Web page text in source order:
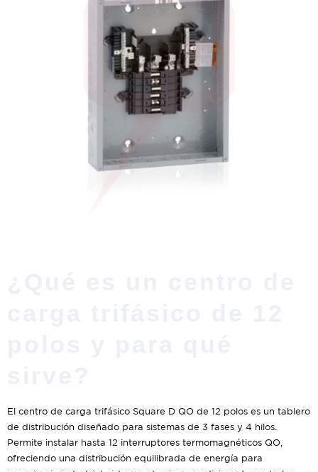
El centro de carga trifásico Square D QO de 12 polos es un tablero
de distribución diseñado para sistemas de 3 fases y 4 hilos.
Permite instalar hasta 12 interruptores termomagnéticos QO,
ofreciendo una distribución equilibrada de energía para